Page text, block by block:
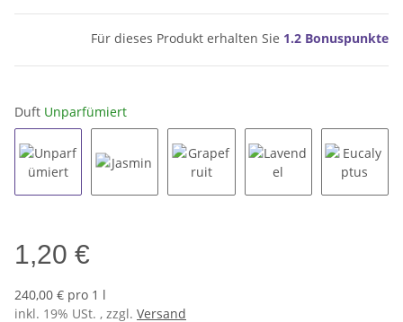
Für dieses Produkt erhalten Sie 1.2 Bonuspunkte
Duft Unparfümiert
1,20 €
240,00 € pro 1 l
inkl. 19% USt. , zzgl. Versand